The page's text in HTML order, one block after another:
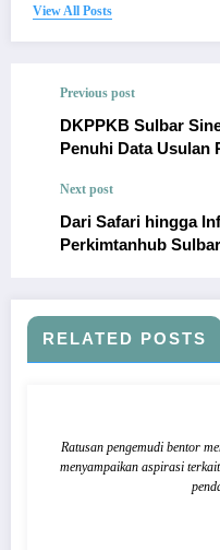
View All Posts
Previous post
DKPPKB Sulbar
Penuhi Data Usulan
Next post
Dari Safari hingga
Perkimtanhub
RELATED POSTS
Ratusan pengemudi bentor
menyampaikan aspirasi